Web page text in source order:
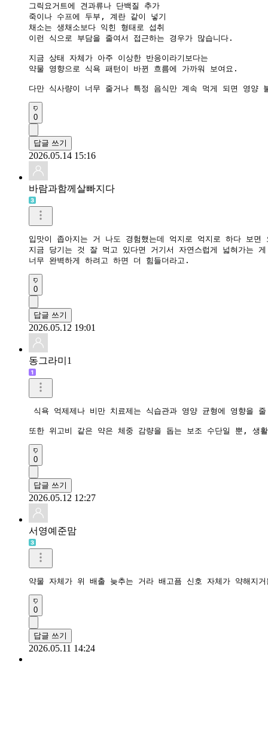
그릭요거트에 견과류나 단백질 추가
죽이나 수프에 두부, 계란 같이 넣기
채소는 생채소보다 익힌 형태로 섭취
이런 식으로 부담을 줄여서 접근하는 경우가 많습니다.
지금 상태 자체가 아주 이상한 반응이라기보다는
약물 영향으로 식욕 패턴이 바뀐 흐름에 가까워 보여요.
다만 식사량이 너무 줄거나 특정 음식만 계속 먹게 되면 영양
0
답글 쓰기
2026.05.14 15:16
바람과함께살빠지다
입맛이 좁아지는 거 나도 경험했는데 억지로 억지로 하다 보
지금 당기는 것 잘 먹고 있다면 거기서 자연스럽게 넓혀가는
너무 완벽하게 하려고 하면 더 힘들더라고.
0
답글 쓰기
2026.05.12 19:01
동그라미1
식욕 억제제나 비만 치료제는 식습관과 영양 균형에 영향을
또한 위고비 같은 약은 체중 감량을 돕는 보조 수단일 뿐, 생
0
답글 쓰기
2026.05.12 12:27
서영예준맘
약물 자체가 위 배출 늦추는 거라 배고픔 신호 자체가 약해지
0
답글 쓰기
2026.05.11 14:24